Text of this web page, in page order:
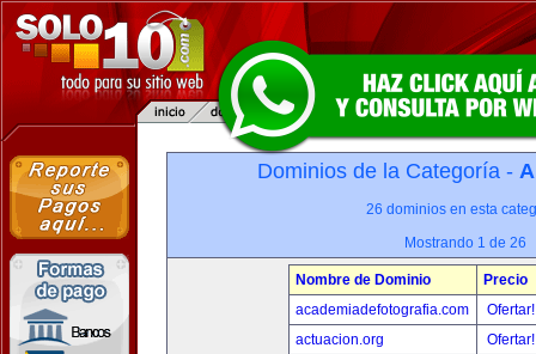
Dominios de la Categoría -
26 dominios en esta
Mostrando 1 de 26
Nombre de Dominio
Precio
academiadefotografia.com
actuacion.org